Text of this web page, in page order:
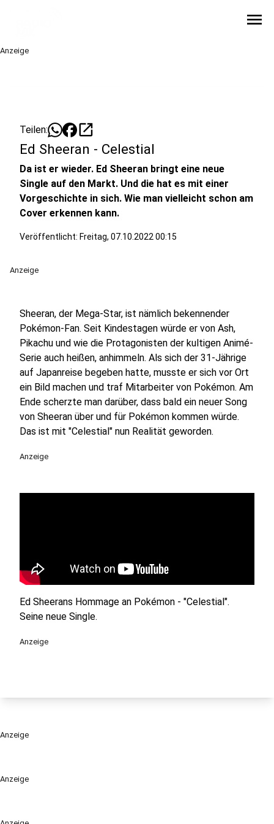
menu
Anzeige
Anzeige
Teilen: open_in_new
Ed Sheeran - Celestial
Da ist er wieder. Ed Sheeran bringt eine neue
Single auf den Markt. Und die hat es mit einer
Vorgeschichte in sich. Wie man vielleicht schon am
Cover erkennen kann.
Veröffentlicht: Freitag, 07.10.2022 00:15
Anzeige
Sheeran, der Mega-Star, ist nämlich bekennender
Pokémon-Fan. Seit Kindestagen würde er von Ash,
Pikachu und wie die Protagonisten der kultigen Animé-
Serie auch heißen, anhimmeln. Als sich der 31-Jährige
auf Japanreise begeben hatte, musste er sich vor Ort
ein Bild machen und traf Mitarbeiter von Pokémon. Am
Ende scherzte man darüber, dass bald ein neuer Song
von Sheeran über und für Pokémon kommen würde.
Das ist mit "Celestial" nun Realität geworden.
Anzeige
Ed Sheerans Hommage an Pokémon - "Celestial".
Seine neue Single.
Anzeige
Anzeige